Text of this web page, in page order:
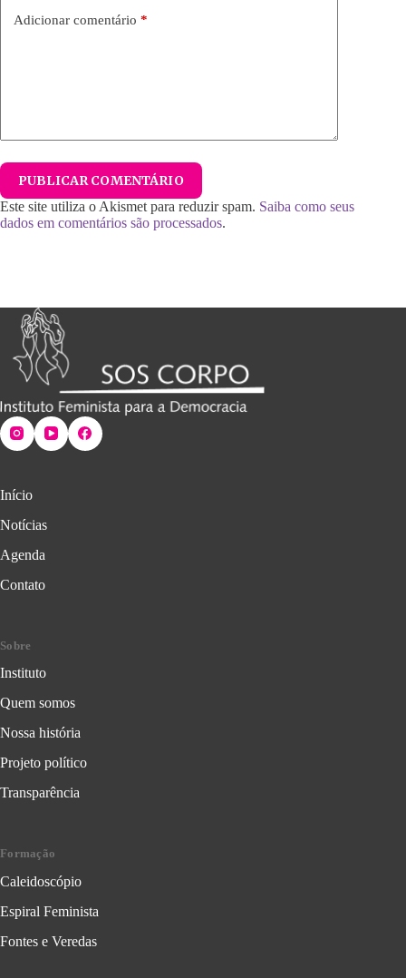
Adicionar comentário *
PUBLICAR COMENTÁRIO
Este site utiliza o Akismet para reduzir spam. Saiba como seus
dados em comentários são processados.
Início
Notícias
Agenda
Contato
Sobre
Instituto
Quem somos
Nossa história
Projeto político
Transparência
Formação
Caleidoscópio
Espiral Feminista
Fontes e Veredas